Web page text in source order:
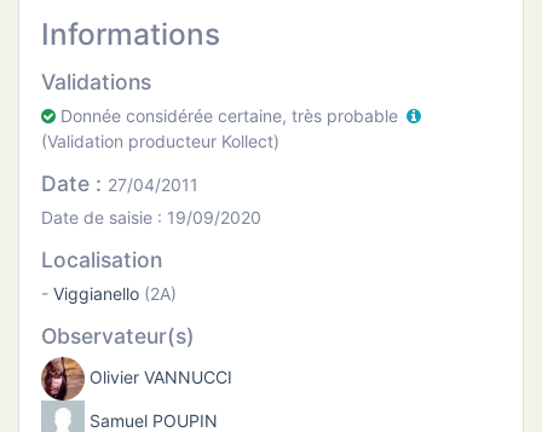
Informations
Validations
Donnée considérée certaine, très probable
(Validation producteur Kollect)
Date : 27/04/2011
Date de saisie : 19/09/2020
Localisation
- Viggianello(2A)
Observateur(s)
Olivier VANNUCCI
Samuel POUPIN